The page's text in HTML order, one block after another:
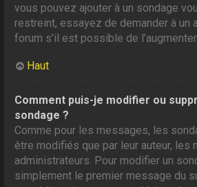
vous pouvez ajouter à un sondage
restreint, essayez de demander à un
forum s’il est possible de l’augmenter.
Haut
Comment puis-je modifier ou
sondage ?
Comme pour les messages, les
être modifiés que par leur auteur, les
administrateurs. Pour modifier un
simplement le premier message du